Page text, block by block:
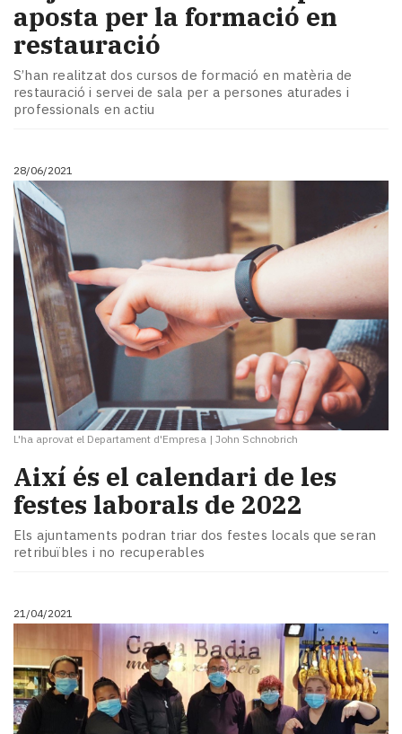
aposta per la formació en
restauració
S’han realitzat dos cursos de formació en matèria de
restauració i servei de sala per a persones aturades i
professionals en actiu
28/06/2021
L'ha aprovat el Departament d'Empresa | John Schnobrich
Així és el calendari de les
festes laborals de 2022
Els ajuntaments podran triar dos festes locals que seran
retribuïbles i no recuperables
21/04/2021